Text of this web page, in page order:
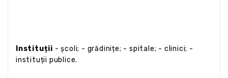
Instituții - școli; - grădinițe; - spitale; - clinici; -
instituții publice.